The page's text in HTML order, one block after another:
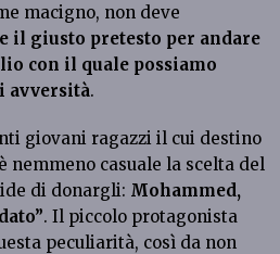
macigno, non deve
il giusto pretesto per andare
con il quale possiamo
avversità.
giovani ragazzi il cui destino
nemmeno casuale la scelta del
di donargli: Mohammed,
. Il piccolo protagonista
peculiarità, così da non